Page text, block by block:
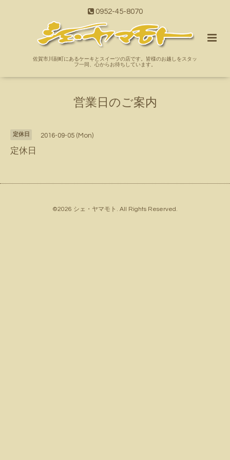
0952-45-8070
佐賀市川副町にあるケーキとスイーツの店です。皆様のお越しをスタッ
フ一同、心からお待ちしています。
営業日のご案内
定休日 2016-09-05 (Mon)
定休日
©2026 シェ・ヤマモト . All Rights Reserved.